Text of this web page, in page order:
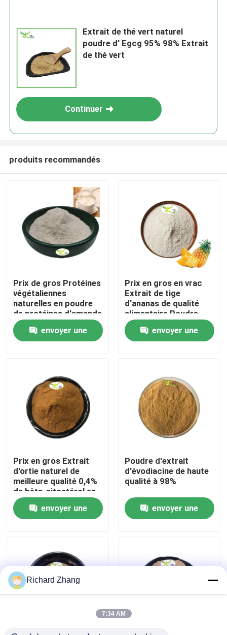
À la maison
À propos de nous
Visite de l'usine
Contrôle de la qualité
Nous contacter
Poudre d'extrait de plante
Poudre superbe de nourriture
Extrait de thé vert naturel
poudre d' Egcg 95% 98% Extrait
de thé vert
Continuer
produits recommandés
Prix ​​de gros Protéines
végétaliennes
naturelles en poudre
de protéines d'amande
40 % 50 % 60 %
envoyer une
Prix en gros en vrac
Extrait de tige
d'ananas de qualité
alimentaire Poudre
d'enzyme de
bromélaïne
1200/2400 GDU
envoyer une
Prix en gros Extrait
d'ortie naturel de
meilleure qualité 0,4%
de bêta-sitostérol en
poudre
envoyer une
Poudre d'extrait
d'évodiacine de haute
qualité à 98%
envoyer une
Richard Zhang
7:34 AM